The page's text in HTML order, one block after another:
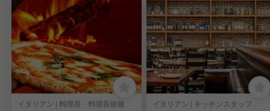
イタリアン | 料理長・料理長候補 イタリアン | キッチンスタッフ